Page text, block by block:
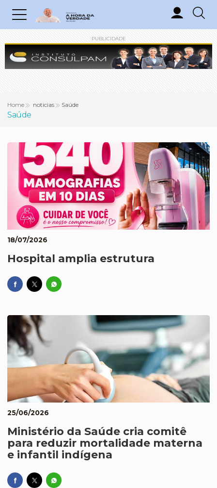
PUBLICIDADE
Home noticias Saúde
Saúde
18/07/2026
Hospital amplia estrutura
25/06/2026
Ministério da Saúde cria comitê
para reduzir mortalidade materna
e infantil indígena